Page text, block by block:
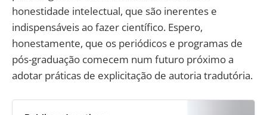
honestidade intelectual, que são inerentes e
indispensáveis ao fazer científico. Espero,
honestamente, que os periódicos e programas de
pós-graduação comecem num futuro próximo a
adotar práticas de explicitação de autoria tradutória.